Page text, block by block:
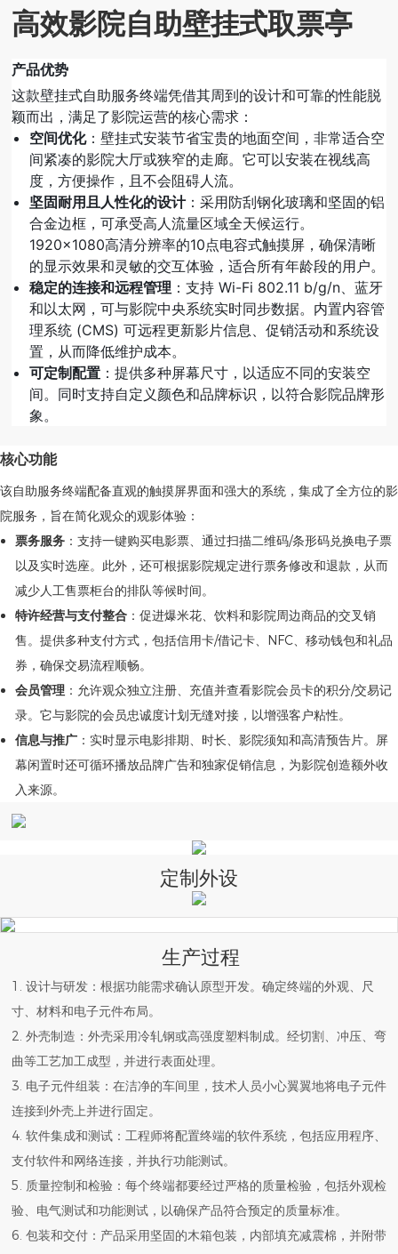
高效影院自助壁挂式取票亭
产品优势
这款壁挂式自助服务终端凭借其周到的设计和可靠的性能脱
颖而出，满足了影院运营的核心需求：
空间优化：壁挂式安装节省宝贵的地面空间，非常适合空
间紧凑的影院大厅或狭窄的走廊。它可以安装在视线高
度，方便操作，且不会阻碍人流。
坚固耐用且人性化的设计：采用防刮钢化玻璃和坚固的铝
合金边框，可承受高人流量区域全天候运行。
1920×1080高清分辨率的10点电容式触摸屏，确保清晰
的显示效果和灵敏的交互体验，适合所有年龄段的用户。
稳定的连接和远程管理 ：支持 Wi-Fi 802.11 b/g/n、蓝牙
和以太网，可与影院中央系统实时同步数据。内置内容管
理系统 (CMS) 可远程更新影片信息、促销活动和系统设
置，从而降低维护成本。
可定制配置：提供多种屏幕尺寸，以适应不同的安装空
间。同时支持自定义颜色和品牌标识，以符合影院品牌形
象。
核心功能
该自助服务终端配备直观的触摸屏界面和强大的系统，集成了全方位的影
院服务，旨在简化观众的观影体验：
票务服务：支持一键购买电影票、通过扫描二维码/条形码兑换电子票
以及实时选座。此外，还可根据影院规定进行票务修改和退款，从而
减少人工售票柜台的排队等候时间。
特许经营与支付整合：促进爆米花、饮料和影院周边商品的交叉销
售。提供多种支付方式，包括信用卡/借记卡、NFC、移动钱包和礼品
券，确保交易流程顺畅。
会员管理：允许观众独立注册、充值并查看影院会员卡的积分/交易记
录。它与影院的会员忠诚度计划无缝对接，以增强客户粘性。
信息与推广：实时显示电影排期、时长、影院须知和高清预告片。屏
幕闲置时还可循环播放品牌广告和独家促销信息，为影院创造额外收
入来源。
定制外设
生产过程
1. 设计与研发：根据功能需求确认原型开发。确定终端的外观、尺
寸、材料和电子元件布局。
2. 外壳制造：外壳采用冷轧钢或高强度塑料制成。经切割、冲压、弯
曲等工艺加工成型，并进行表面处理。
3. 电子元件组装：在洁净的车间里，技术人员小心翼翼地将电子元件
连接到外壳上并进行固定。
4. 软件集成和测试：工程师将配置终端的软件系统，包括应用程序、
支付软件和网络连接，并执行功能测试。
5. 质量控制和检验：每个终端都要经过严格的质量检验，包括外观检
验、电气测试和功能测试，以确保产品符合预定的质量标准。
6. 包装和交付：产品采用坚固的木箱包装，内部填充减震棉，并附带